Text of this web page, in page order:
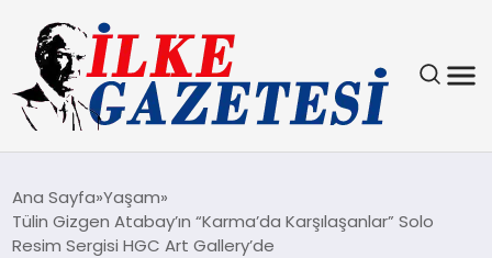
TEKNOLOJI
Ana Sayfa Yaşam
Tülin Gizgen Atabay’ın “Karma’da Karşılaşanlar” Solo
Resim Sergisi HGC Art Gallery’de